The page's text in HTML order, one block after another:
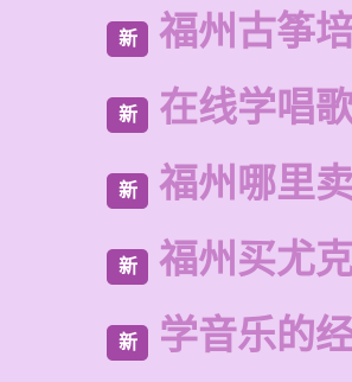
新 福州古筝
新 在线学唱
新 福州哪里
新 福州买尤
新 学音乐的